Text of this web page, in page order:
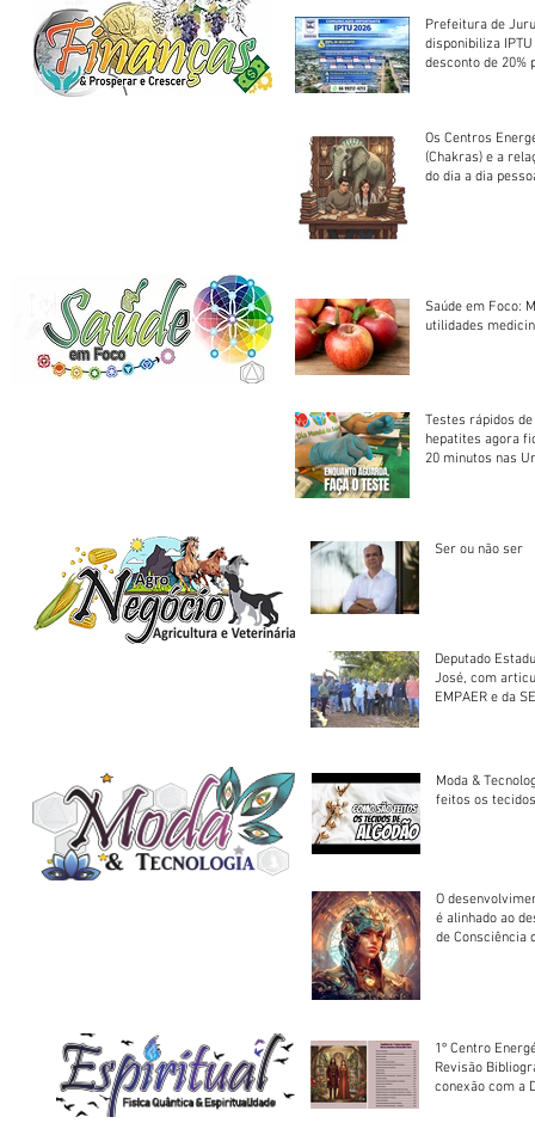
Prefeitura de
disponibiliza
desconto de 20%
Os Centros
(Chakras) e a
do dia a dia
Saúde em Foco:
utilidades
Testes rápidos
hepatites agora
20 minutos nas
Ser ou não ser
Deputado
José, com
EMPAER e da
Moda &
feitos os
O
é alinhado ao
de Consciência
1º Centro
Revisão
conexão com a